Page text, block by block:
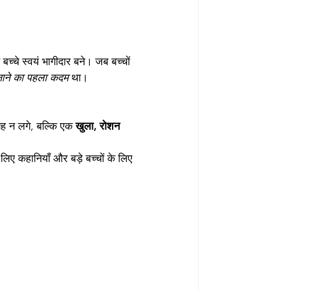
स्वयं भागीदार बने। जब बच्चों
का पहला कदम था।
न लगे, बल्कि एक खुला, रोशन
कहानियाँ और बड़े बच्चों के लिए